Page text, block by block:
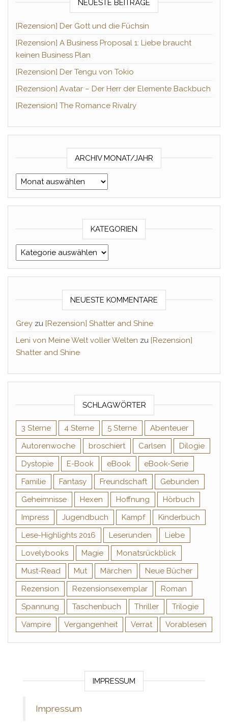
NEUESTE BEITRÄGE
[Rezension] Der Gott und die Füchsin
[Rezension] A Business Proposal 1: Liebe braucht
keinen Business Plan
[Rezension] Der Tengu von Tokio
[Rezension] Avatar – Der Herr der Elemente Backbuch
[Rezension] The Romance Rivalry
ARCHIV MONAT/JAHR
Archiv Monat/Jahr
KATEGORIEN
Kategorien
NEUESTE KOMMENTARE
Grey zu [Rezension] Shatter and Shine
Leni von Meine Welt voller Welten zu [Rezension]
Shatter and Shine
SCHLAGWÖRTER
3 Sterne 4 Sterne 5 Sterne
Abenteuer
Autorenwoche
broschiert Carlsen
Dilogie
Dystopie
E-Book eBook
eBook-Serie
Familie
Fantasy Freundschaft
Gebunden
Geheimnisse
Hexen Hoffnung
Hörbuch
Impress
Jugendbuch Kampf
Kinderbuch
Lese-Highlights 2016
Leserunden
Liebe
Lovelybooks
Magie
Monatsrückblick
Must-Read
Mut Märchen
Neue Bücher
Rezension
Rezensionsexemplar
Roman
Spannung
Taschenbuch Thriller
Trilogie
Vampire
Vergangenheit Verrat Vorablesen
IMPRESSUM
Impressum